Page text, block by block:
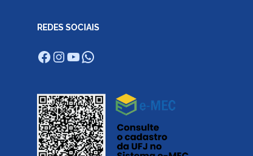
REDES SOCIAIS
Facebook
Instagram
Youtube
WhatsApp